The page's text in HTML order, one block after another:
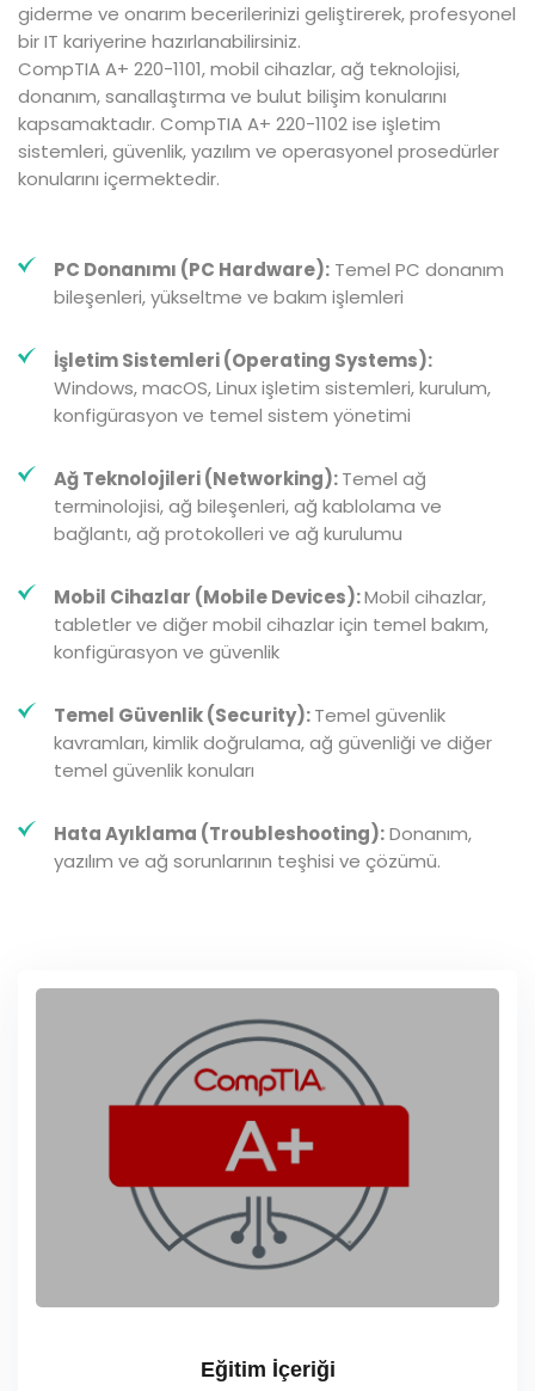
giderme ve onarım becerilerinizi geliştirerek, profesyonel
bir IT kariyerine hazırlanabilirsiniz.
CompTIA A+ 220-1101, mobil cihazlar, ağ teknolojisi,
donanım, sanallaştırma ve bulut bilişim konularını
kapsamaktadır. CompTIA A+ 220-1102 ise işletim
sistemleri, güvenlik,yazılım ve operasyonel prosedürler
konularını içermektedir.
PC Donanımı (PC Hardware): Temel PC donanım
bileşenleri, yükseltme ve bakım işlemleri
İşletim Sistemleri (Operating Systems):
Windows, macOS, Linux işletim sistemleri, kurulum,
konfigürasyon ve temel sistem yönetimi
Ağ Teknolojileri (Networking):Temel ağ
terminolojisi, ağ bileşenleri, ağ kablolama ve
bağlantı, ağ protokolleri ve ağ kurulumu
Mobil Cihazlar (Mobile Devices):Mobil cihazlar,
tabletler ve diğer mobil cihazlar için temel bakım,
konfigürasyon ve güvenlik
Temel Güvenlik (Security):Temel güvenlik
kavramları, kimlik doğrulama, ağ güvenliği ve diğer
temel güvenlik konuları
Hata Ayıklama (Troubleshooting):Donanım,
yazılım ve ağ sorunlarının teşhisi ve çözümü.
Eğitim İçeriği